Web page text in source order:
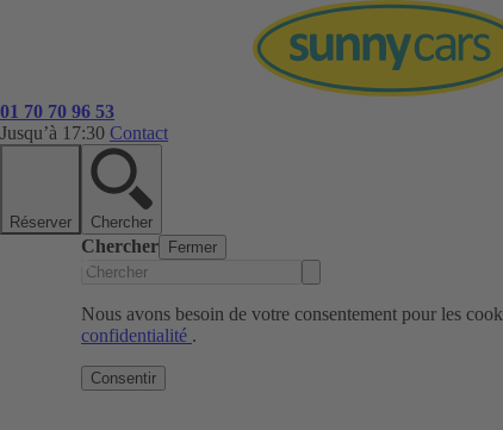
01 70 70 96 53
Jusqu’à 17:30 Contact
Réserver Chercher
Chercher Fermer
Nous avons besoin de votre consentement pour les
confidentialité .
Consentir